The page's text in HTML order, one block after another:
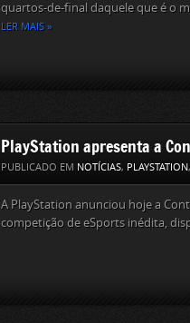
quartos-de-final daquele que é o
LER MAIS »
PlayStation apresenta a
PUBLICADO EM NOTÍCIAS, PLAYSTATION,
A PlayStation anunciou hoje a
competição de eSports inédita,